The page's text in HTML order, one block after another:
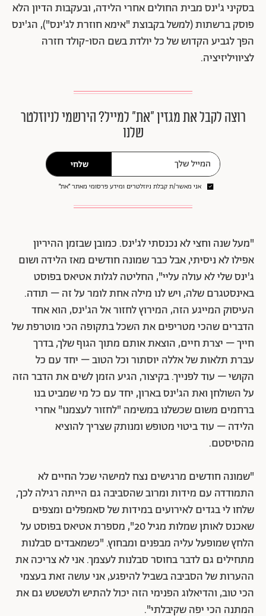
בסקיני ג'ינס מבית החולים אחרי הלידה, ובעקבות הדיון הלא
פוסק ברשתות (למשל בקבוצת "אימא חוזרת לג'ינס"), הג'ינס
הפך לגביע הקדוש של כל יולדת בשם הסו-קולד חזרה
לציוויליזיציה.
רוצה לקבל את מגזין ״את״ למייל? הירשמי לניוזלטר
שלנו
שלחי
אני מאשר/ת קבלת ניוזלטרים ומידע פרסומי מאתר ״את״
"מעל שנה וחצי לא נכנסתי לג'ינס. כמובן שבזמן ההיריון
אפילו לא ניסיתי, אבל כבר שמונה חודשים מאז הלידה ושום
ג'ינס שלי לא עולה עליי", החליטה לגלות אטיאס בפוסט
באינסטגרם שלה, ויש לנו מילה אחת לומר על זה – תודה.
העיסוק המייגע הזה, המירוץ לחזור אל הג'ינס, הוא אחד
הדברים שהכי מטריפים את השכל בתקופה הכי מוטרפת של
חייך – יצרת חיים, הוצאת אותם מתוך הגוף שלך, בדרך
עברת תלאות של אללה יוסתור וכל הטוב – יחד עם כל
הקושי – עוד לפנייך. בקיצור, הגיע הזמן לשים את הדבר הזה
על השולחן ואת הג'ינס בארון, יחד עם כל מי שמביט בנו
ברחמים משום שכשלנו במשימה "לחזור לעצמנו" אחרי
הלידה – עוד ביטוי מטופש ומנותק שצריך להוציא
מהסיסטם.
"שמונה חודשים מרגישים נצח למישהי שכל החיים לא
התמודדה עם מידות ומרוב שהסביבה גם הייתה רגילה לכך,
שלחו לי בגדים לאירועים במידות של סאמפלים ומצפים
שאכנס לאותן שמלות מגיל 20", מספרת אטיאס בפוסט על
הלחץ שמופעל עליה מבפנים ומבחוץ. "כשמאבדים סבלנות
מתחילים גם לדבר בחוסר סבלנות לעצמך. אני לא צריכה את
ההערות של הסביבה בשביל להיפגע, אני עושה זאת בעצמי
הכי טוב, והדיאלוג הפנימי הזה יכול להתיש ולטשטש גם את
המתנה הכי יפה שקיבלתי".